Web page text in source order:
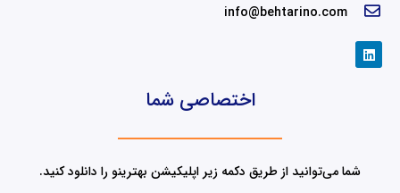
info@behtarino.com
L
i
n
اختصاصی شما
شما می‌توانید از طریق دکمه زیر اپلیکیشن بهترینو را دانلود کنید.